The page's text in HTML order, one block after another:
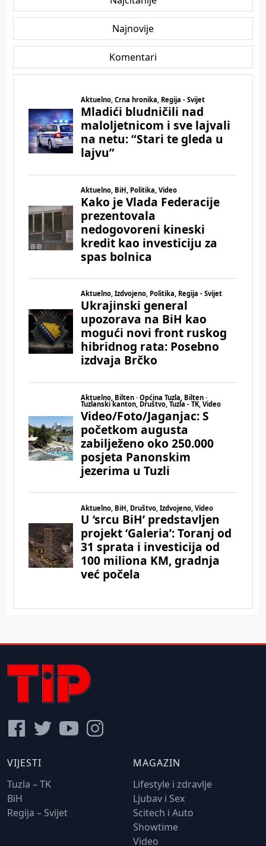
Najnovije
Komentari
VIJESTI
Tuzla – TK
BiH
Regija – Svijet
MAGAZIN
Lifestyle i zdravlje
Ljubav i Sex
Scitech i Auto
Showtime
Video